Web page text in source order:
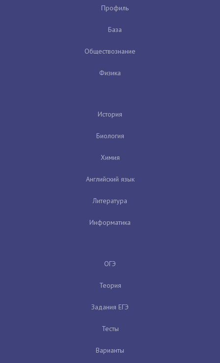
Профиль
База
Обществознание
Физика
История
Биология
Химия
Английский язык
Литература
Информатика
ОГЭ
Теория
Задания ЕГЭ
Тесты
Варианты